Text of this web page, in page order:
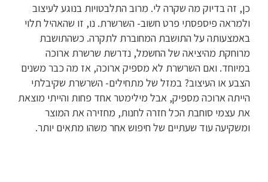
כן, זה בדיוק מה שקרה לי. מרוב התלבטויות בנוגע לעיצוב
ולמראה פיספסתי פרט חשוב- השרשרת. נו, זו שהאהיל תלוי
באמצעותה על התושבת המחוברת לתקרה. כשהתושבת
מרוחקת מהיציאה של החשמל, נדרשת שרשרת ארוכה
במיוחד. ואם השרשרת לא מספיק ארוכה, אז מה כבר משנים
הצבע או העיצוב? במזל של מתחילים- השרשרת שקיבלתי
הייתה ארוכה מספיק, אבל מילימטר אחד פחות והייתי מוצאת
את עצמי סוחבת הכל חזרה לחנות, מחזירה את המוצר
ומשקיעה עוד שעתיים של חיפוש אחר משהו מתאים יותר.